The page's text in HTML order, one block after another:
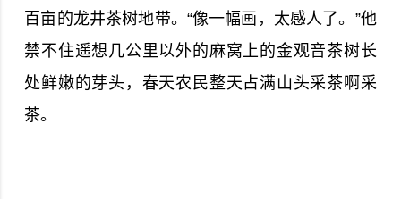
百亩的龙井茶树地带。“像一幅画，太感人了。”他
禁不住遥想几公里以外的麻窝上的金观音茶树长
处鲜嫩的芽头，春天农民整天占满山头采茶啊采
茶。